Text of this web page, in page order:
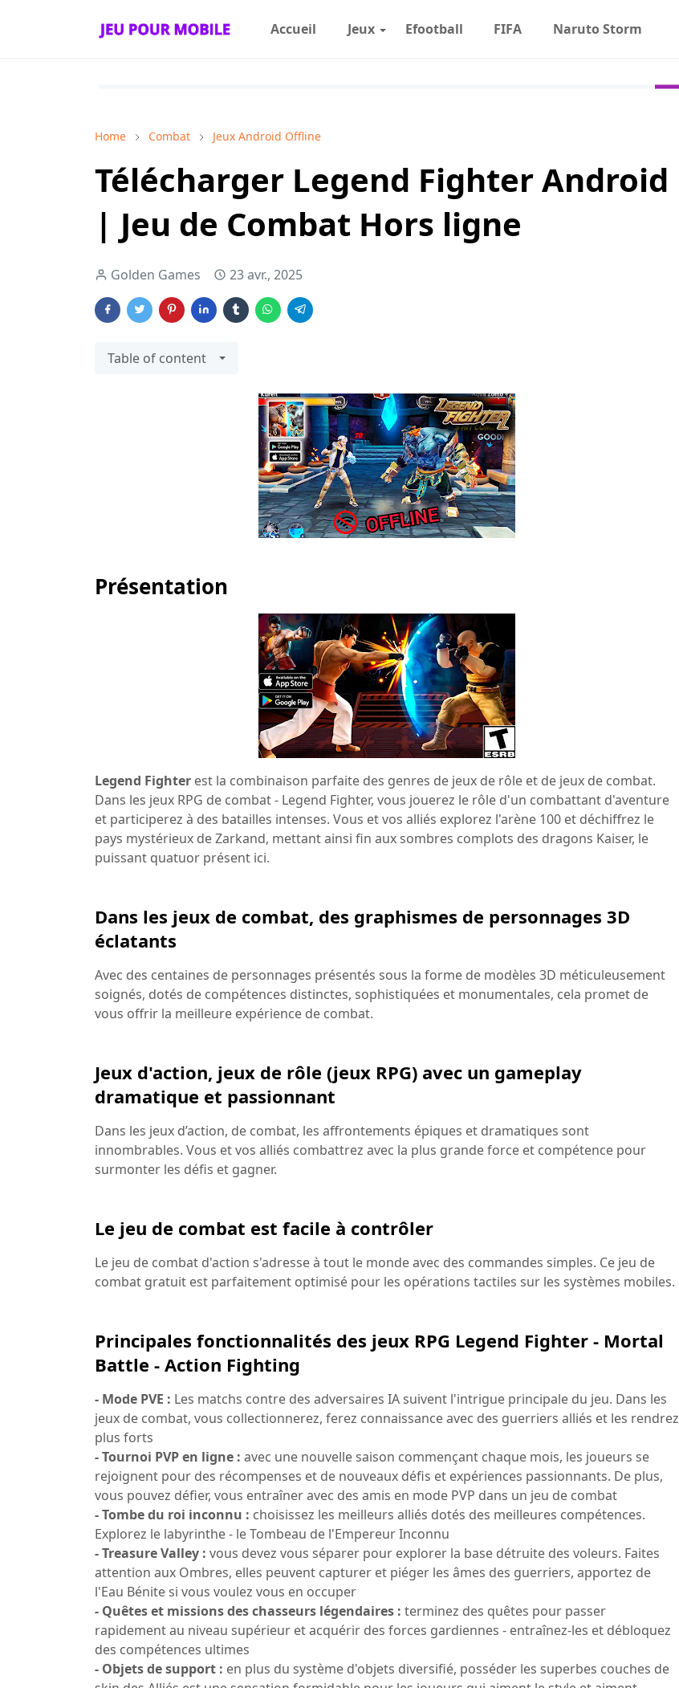
Accueil Jeux Efootball FIFA Naruto Storm
Home Combat Jeux Android Offline
Télécharger Legend Fighter Android
| Jeu de Combat Hors ligne
Golden Games 23 avr., 2025
Table of content
Présentation
Legend Fighter est la combinaison parfaite des genres de jeux de rôle et de jeux de combat.
Dans les jeux RPG de combat - Legend Fighter, vous jouerez le rôle d'un combattant d'aventure
et participerez à des batailles intenses. Vous et vos alliés explorez l'arène 100 et déchiffrez le
pays mystérieux de Zarkand, mettant ainsi fin aux sombres complots des dragons Kaiser, le
puissant quatuor présent ici.
Dans les jeux de combat, des graphismes de personnages 3D
éclatants
Avec des centaines de personnages présentés sous la forme de modèles 3D méticuleusement
soignés, dotés de compétences distinctes, sophistiquées et monumentales, cela promet de
vous offrir la meilleure expérience de combat.
Jeux d'action, jeux de rôle (jeux RPG) avec un gameplay
dramatique et passionnant
Dans les jeux d’action, de combat, les affrontements épiques et dramatiques sont
innombrables. Vous et vos alliés combattrez avec la plus grande force et compétence pour
surmonter les défis et gagner.
Le jeu de combat est facile à contrôler
Le jeu de combat d'action s'adresse à tout le monde avec des commandes simples. Ce jeu de
combat gratuit est parfaitement optimisé pour les opérations tactiles sur les systèmes mobiles.
Principales fonctionnalités des jeux RPG Legend Fighter - Mortal
Battle - Action Fighting
- Mode PVE : Les matchs contre des adversaires IA suivent l'intrigue principale du jeu. Dans les
jeux de combat, vous collectionnerez, ferez connaissance avec des guerriers alliés et les rendrez
plus forts
- Tournoi PVP en ligne : avec une nouvelle saison commençant chaque mois, les joueurs se
rejoignent pour des récompenses et de nouveaux défis et expériences passionnants. De plus,
vous pouvez défier, vous entraîner avec des amis en mode PVP dans un jeu de combat
- Tombe du roi inconnu : choisissez les meilleurs alliés dotés des meilleures compétences.
Explorez le labyrinthe - le Tombeau de l'Empereur Inconnu
- Treasure Valley : vous devez vous séparer pour explorer la base détruite des voleurs. Faites
attention aux Ombres, elles peuvent capturer et piéger les âmes des guerriers, apportez de
l'Eau Bénite si vous voulez vous en occuper
- Quêtes et missions des chasseurs légendaires : terminez des quêtes pour passer
rapidement au niveau supérieur et acquérir des forces gardiennes - entraînez-les et débloquez
des compétences ultimes
- Objets de support : en plus du système d'objets diversifié, posséder les superbes couches de